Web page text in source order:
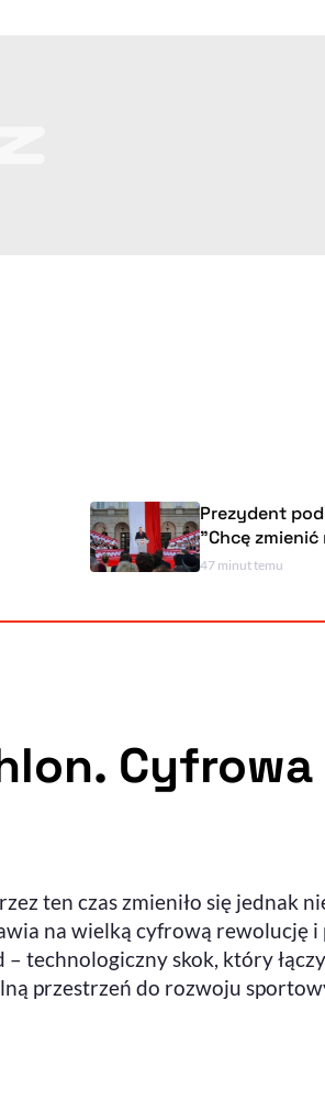
Deklaracja
Prezydent podsumował
"Chcę zmienić model
47 minut temu
ten czas zmieniło się jednak
na wielką cyfrową rewolucję
skok, który
przestrzeń do rozwoju